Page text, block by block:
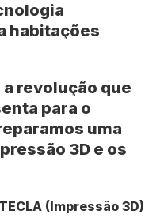
habitações
revolução que
para o
uma
3D e os
(Impressão 3D)